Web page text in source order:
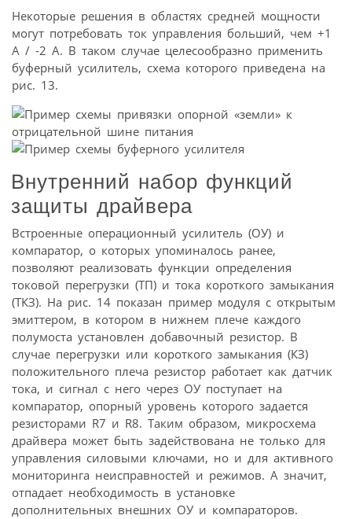
Некоторые решения в областях средней мощности
могут потребовать ток управления больший, чем +1
A / -2 A. В таком случае целесообразно применить
буферный усилитель, схема которого приведена на
рис. 13.
Внутренний набор функций
защиты драйвера
Встроенные операционный усилитель (ОУ) и
компаратор, о которых упоминалось ранее,
позволяют реализовать функции определения
токовой перегрузки (ТП) и тока короткого замыкания
(ТКЗ). На рис. 14 показан пример модуля с открытым
эмиттером, в котором в нижнем плече каждого
полумоста установлен добавочный резистор. В
случае перегрузки или короткого замыкания (КЗ)
положительного плеча резистор работает как датчик
тока, и сигнал с него через ОУ поступает на
компаратор, опорный уровень которого задается
резисторами R7 и R8. Таким образом, микросхема
драйвера может быть задействована не только для
управления силовыми ключами, но и для активного
мониторинга неисправностей и режимов. А значит,
отпадает необходимость в установке
дополнительных внешних ОУ и компараторов.